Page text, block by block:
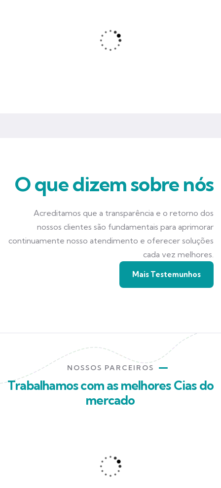
O que dizem sobre nós
Acreditamos que a transparência e o retorno dos
nossos clientes são fundamentais para aprimorar
continuamente nosso atendimento e oferecer soluções
cada vez melhores.
Mais Testemunhos
NOSSOS PARCEIROS
Trabalhamos com as melhores Cias do
mercado